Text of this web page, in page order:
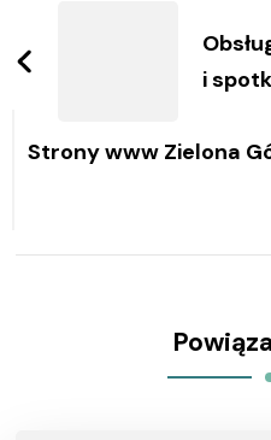
wpisy
i
Strony www Zielona